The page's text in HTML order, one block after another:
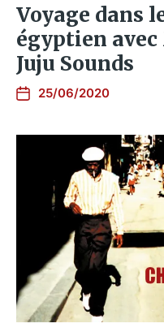
Voyage dans
égyptien
Juju Sounds
25/06/2020